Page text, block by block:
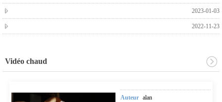
2023-01-03
2022-11-23
Vidéo chaud
Auteur alan